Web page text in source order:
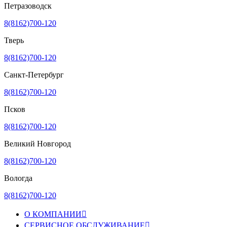
Петразоводск
8(8162)700-120
Тверь
8(8162)700-120
Санкт-Петербург
8(8162)700-120
Псков
8(8162)700-120
Великий Новгород
8(8162)700-120
Вологда
8(8162)700-120
О КОМПАНИИ
СЕРВИСНОЕ ОБСЛУЖИВАНИЕ